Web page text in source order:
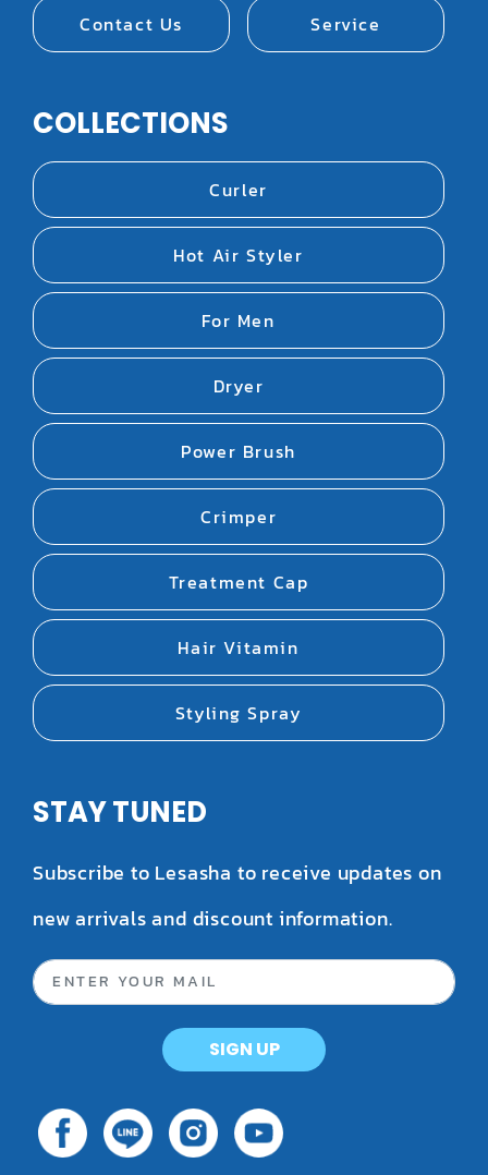
Contact Us Service
COLLECTIONS
Curler
Hot Air Styler
For Men
Dryer
Power Brush
Crimper
Treatment Cap
Hair Vitamin
Styling Spray
STAY TUNED
Subscribe to Lesasha to receive updates on
new arrivals and discount information.
SIGN UP